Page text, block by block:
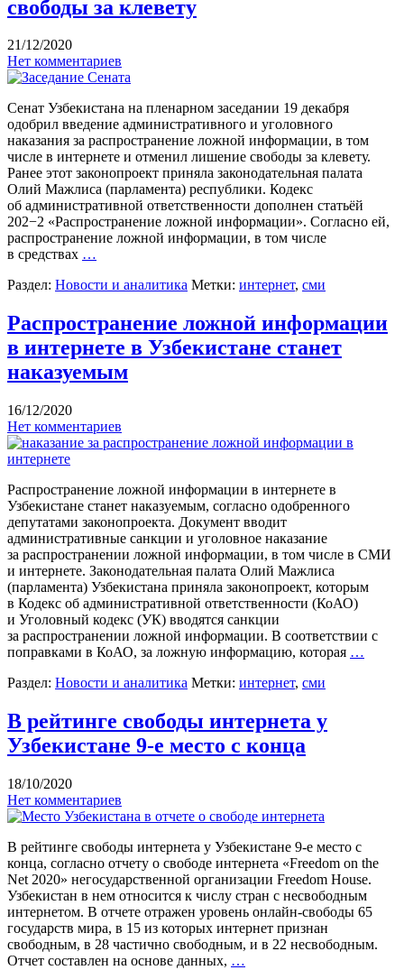
свободы за клевету
21/12/2020
Нет комментариев
Сенат Узбекистана на пленарном заседании 19 декабря
одобрил введение административного и уголовного
наказания за распространение ложной информации, в том
числе в интернете и отменил лишение свободы за клевету.
Ранее этот законопроект приняла законодательная палата
Олий Мажлиса (парламента) республики. Кодекс
об административной ответственности дополнен статьёй
202−2 «Распространение ложной информации». Согласно ей,
распространение ложной информации, в том числе
в средствах …
Раздел: Новости и аналитика Метки: интернет, сми
Распространение ложной информации
в интернете в Узбекистане станет
наказуемым
16/12/2020
Нет комментариев
Распространение ложной информации в интернете в
Узбекистане станет наказуемым, согласно одобренного
депутатами законопроекта. Документ вводит
административные санкции и уголовное наказание
за распространении ложной информации, в том числе в СМИ
и интернете. Законодательная палата Олий Мажлиса
(парламента) Узбекистана приняла законопроект, которым
в Кодекс об административной ответственности (КоАО)
и Уголовный кодекс (УК) вводятся санкции
за распространении ложной информации. В соответствии с
поправками в КоАО, за ложную информацию, которая …
Раздел: Новости и аналитика Метки: интернет, сми
В рейтинге свободы интернета у
Узбекистане 9-е место с конца
18/10/2020
Нет комментариев
В рейтинге свободы интернета у Узбекистане 9-е место с
конца, согласно отчету о свободе интернета «Freedom on the
Net 2020» негосударственной организации Freedom House.
Узбекистан в нем относится к числу стран с несвободным
интернетом. В отчете отражен уровень онлайн-свободы 65
государств мира, в 15 из которых интернет признан
свободным, в 28 частично свободным, и в 22 несвободным.
Отчет составлен на основе данных, …